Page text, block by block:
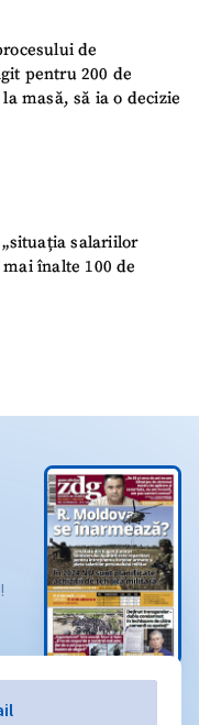
de
pentru 200 de
masă, să ia o decizie
salariilor
înalte 100 de